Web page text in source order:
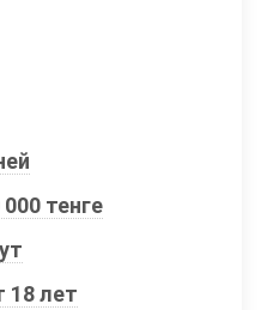
тенге
18 лет